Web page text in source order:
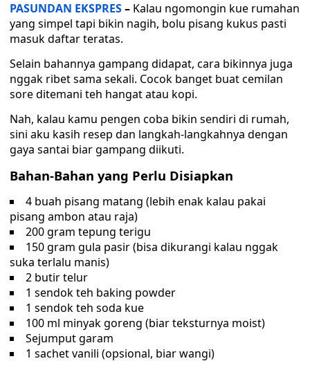
PASUNDAN EKSPRES– Kalau ngomongin kue rumahan
yang simpel tapi bikin nagih, bolu pisang kukus pasti
masuk daftar teratas.
Selain bahannya gampang didapat, cara bikinnya juga
nggak ribet sama sekali. Cocok banget buat cemilan
sore ditemani teh hangat atau kopi.
Nah, kalau kamu pengen coba bikin sendiri di rumah,
sini aku kasih resep dan langkah-langkahnya dengan
gaya santai biar gampang diikuti.
Bahan-Bahan yang Perlu Disiapkan
4 buah pisang matang (lebih enak kalau pakai
pisang ambon atau raja)
200 gram tepung terigu
150 gram gula pasir (bisa dikurangi kalau nggak
suka terlalu manis)
2 butir telur
1 sendok teh baking powder
1 sendok teh soda kue
100 ml minyak goreng (biar teksturnya moist)
Sejumput garam
1 sachet vanili (opsional, biar wangi)